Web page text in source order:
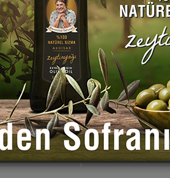
TARİFE PUAN VER TARİFİ